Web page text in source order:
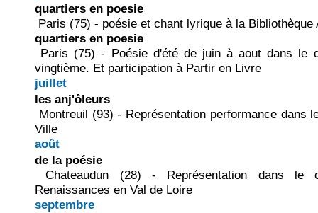
quartiers en poesie
Paris (75) - poésie et chant lyrique à la Bibliothèque
quartiers en poesie
Paris (75) - Poésie d'été de juin à aout dans le
vingtième. Et participation à Partir en Livre
juillet
les anj'ôleurs
Montreuil (93) - Représentation performance dans
Ville
août
de la poésie
Chateaudun (28) - Représentation dans le
Renaissances en Val de Loire
septembre